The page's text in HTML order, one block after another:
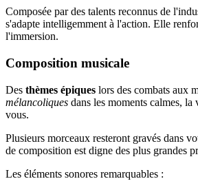
Composée par des talents reconnus de
s'adapte intelligemment à l'action. Elle
l'immersion.
Composition musicale
Des thèmes épiques lors des combats aux
mélancoliques dans les moments calmes, la
vous.
Plusieurs morceaux resteront gravés dans
de composition est digne des plus grandes
Les éléments sonores remarquables :